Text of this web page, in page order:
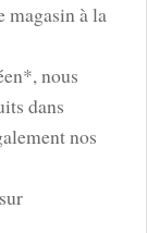
magasin à la
nous
dans
nos